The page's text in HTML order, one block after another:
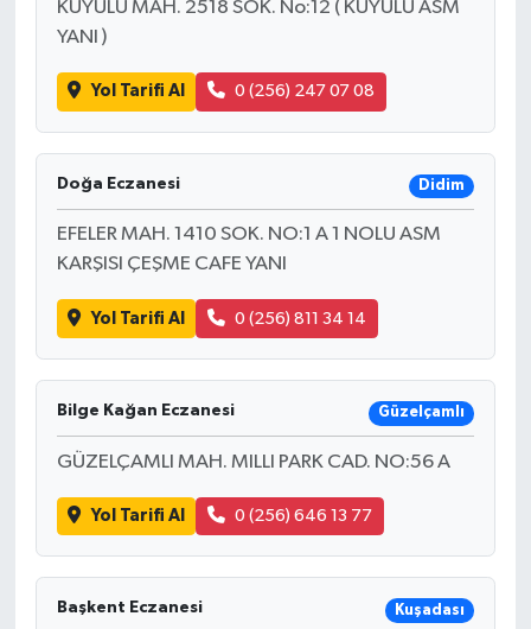
KUYULU MAH. 2518 SOK. No:12 ( KUYULU ASM
YANI )
Yol Tarifi Al 0 (256) 247 07 08
Doğa Eczanesi Didim
EFELER MAH. 1410 SOK. NO:1 A 1 NOLU ASM
KARŞISI ÇEŞME CAFE YANI
Yol Tarifi Al 0 (256) 811 34 14
Bilge Kağan Eczanesi Güzelçamlı
GÜZELÇAMLI MAH. MILLI PARK CAD. NO:56 A
Yol Tarifi Al 0 (256) 646 13 77
Başkent Eczanesi Kuşadası